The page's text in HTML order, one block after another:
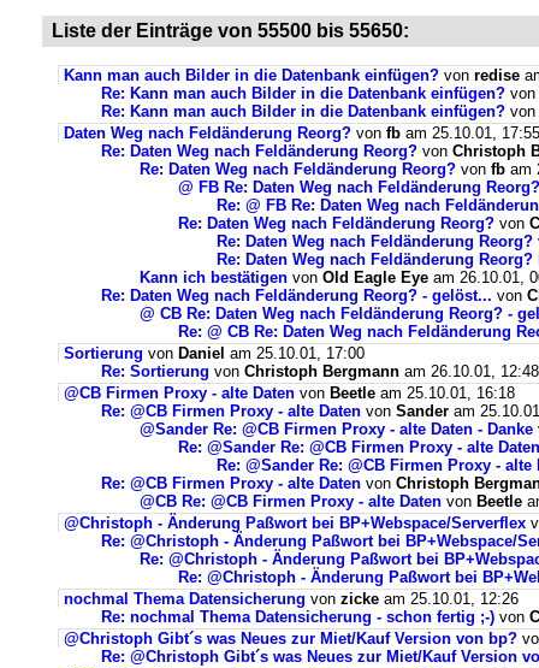
Liste der Einträge von 55500 bis 55650:
Kann man auch Bilder in die Datenbank einfügen? von redise
Re: Kann man auch Bilder in die Datenbank einfügen? von
Re: Kann man auch Bilder in die Datenbank einfügen? von
Daten Weg nach Feldänderung Reorg? von fb am 25.10.01, 17:55
Re: Daten Weg nach Feldänderung Reorg? von Christoph
Re: Daten Weg nach Feldänderung Reorg? von fb am
@ FB Re: Daten Weg nach Feldänderung Reorg?
Re: @ FB Re: Daten Weg nach
Re: Daten Weg nach Feldänderung Reorg? von
Re: Daten Weg nach Feldänderung Reorg?
Re: Daten Weg nach Feldänderung
Kann ich bestätigen von Old Eagle Eye am 26.10.01,
Re: Daten Weg nach Feldänderung Reorg? - gelöst... von
@ CB Re: Daten Weg nach Feldänderung Reorg? -
Re: @ CB Re: Daten Weg nach Feldänderung
Sortierung von Daniel am 25.10.01, 17:00
Re: Sortierung von Christoph Bergmann am 26.10.01, 12:48
@CB Firmen Proxy - alte Daten von Beetle am 25.10.01, 16:18
Re: @CB Firmen Proxy - alte Daten von Sander am
@Sander Re: @CB Firmen Proxy - alte Daten - Danke
Re: @Sander Re: @CB Firmen Proxy - alte
Re: @Sander Re: @CB Firmen Proxy - alte
Re: @CB Firmen Proxy - alte Daten von Christoph
@CB Re: @CB Firmen Proxy - alte Daten von Beetle
@Christoph - Änderung Paßwort bei BP+Webspace/Serverflex
Re: @Christoph - Änderung Paßwort bei BP+Webspace/
Re: @Christoph - Änderung Paßwort bei
Re: @Christoph - Änderung Paßwort bei
nochmal Thema Datensicherung von zicke am 25.10.01, 12:26
Re: nochmal Thema Datensicherung - schon fertig ;-) von
@Christoph Gibt´s was Neues zur Miet/Kauf Version von bp?
Re: @Christoph Gibt´s was Neues zur Miet/Kauf Version